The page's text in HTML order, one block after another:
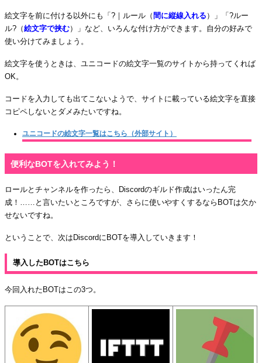
絵文字を前に付ける以外にも「?｜ルール（ 間に縦線入れる ）」「?ルー
ル?（絵文字で挟む）」など、いろんな付け方ができます。自分の好みで
使い分けてみましょう。
絵文字を使うときは、ユニコードの絵文字一覧のサイトから持ってくれば
OK。
コードを入力しても出てこないようで、サイトに載っている絵文字を直接
コピペしないとダメみたいですね。
ユニコードの絵文字一覧はこちら（外部サイト）
便利なBOTを入れてみよう！
ロールとチャンネルを作ったら、Discordのギルド作成はいったん完
成！……と言いたいところですが、さらに使いやすくするならBOTは欠か
せないですね。
ということで、次はDiscordにBOTを導入していきます！
導入したBOTはこちら
今回入れたBOTはこの3つ。